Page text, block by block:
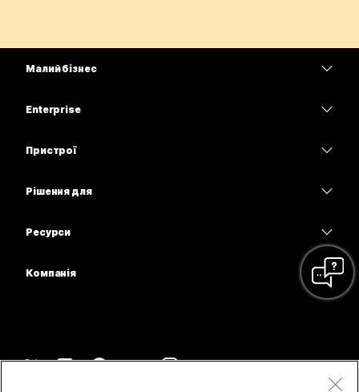
Малий бізнес
Enterprise
Контакт-центр
Пристрої
Аксесуари
Рішення для
Ресурси
Компанія
Зв’язатися з відділом продажу